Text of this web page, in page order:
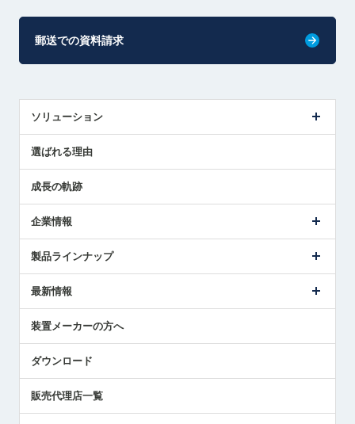
郵送での資料請求
ソリューション
解決策提案
選ばれる理由
成長の軌跡
企業情報
ごあいさつ
受賞履歴
採用情報
国/地域/言語
製品ラインナップ
ツールセッタ製品
エアマイクロセンサ製品
最新情報
メトロールの技術
社員ブログ
中小企業のBCP地震対策
センサのテクニカルガイド
装置メーカーの方へ
ダウンロード
販売代理店一覧